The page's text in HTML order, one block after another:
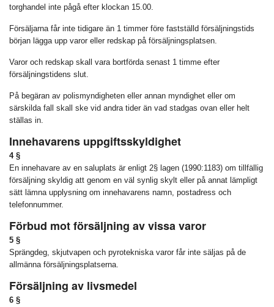
torghandel inte pågå efter klockan 15.00.
Försäljarna får inte tidigare än 1 timmer före fastställd försäljningstids
början lägga upp varor eller redskap på försäljningsplatsen.
Varor och redskap skall vara bortförda senast 1 timme efter
försäljningstidens slut.
På begäran av polismyndigheten eller annan myndighet eller om
särskilda fall skall ske vid andra tider än vad stadgas ovan eller helt
ställas in.
Innehavarens uppgiftsskyldighet
4 §
En innehavare av en saluplats är enligt 2§ lagen (1990:1183) om tillfällig
försäljning skyldig att genom en väl synlig skylt eller på annat lämpligt
sätt lämna upplysning om innehavarens namn, postadress och
telefonnummer.
Förbud mot försäljning av vissa varor
5 §
Sprängdeg, skjutvapen och pyrotekniska varor får inte säljas på de
allmänna försäljningsplatserna.
Försäljning av livsmedel
6 §